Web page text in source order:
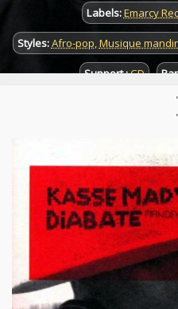
Labels:Emarcy
Styles:Afro-pop,Musique
Support :CD